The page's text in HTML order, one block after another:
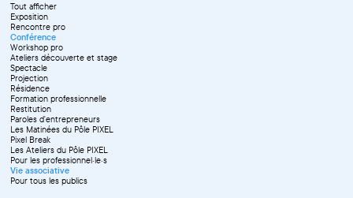
Tout afficher
Exposition
Rencontre pro
Conférence
Workshop pro
Ateliers découverte et stage
Spectacle
Projection
Résidence
Formation professionnelle
Restitution
Paroles d'entrepreneurs
Les Matinées du Pôle PIXEL
Pixel Break
Les Ateliers du Pôle PIXEL
Pour les professionnel·le·s
Vie associative
Pour tous les publics